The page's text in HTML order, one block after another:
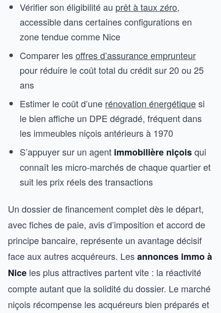
Vérifier son éligibilité au prêt à taux zéro,
accessible dans certaines configurations en
zone tendue comme Nice
Comparer lesoffres d’assurance emprunteur
pour réduire le coût total du crédit sur 20 ou 25
ans
Estimer le coût d’une rénovation énergétiquesi
le bien affiche un DPE dégradé, fréquent dans
les immeubles niçois antérieurs à 1970
S’appuyer sur un agent immobilière niçoisqui
connaît les micro-marchés de chaque quartier et
suit les prix réels des transactions
Un dossier de financement complet dès le départ,
avec fiches de paie, avis d’imposition et accord de
principe bancaire, représente un avantage décisif
face aux autres acquéreurs. Lesannonces immo à
Nice les plus attractives partent vite : la réactivité
compte autant que la solidité du dossier. Le marché
niçois récompense les acquéreurs bien préparés et